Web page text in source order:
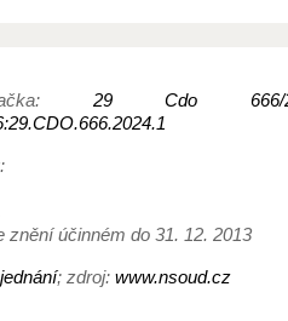
29 Cdo
znění účinném do 31. 12. 2013
; zdroj: www.nsoud.cz